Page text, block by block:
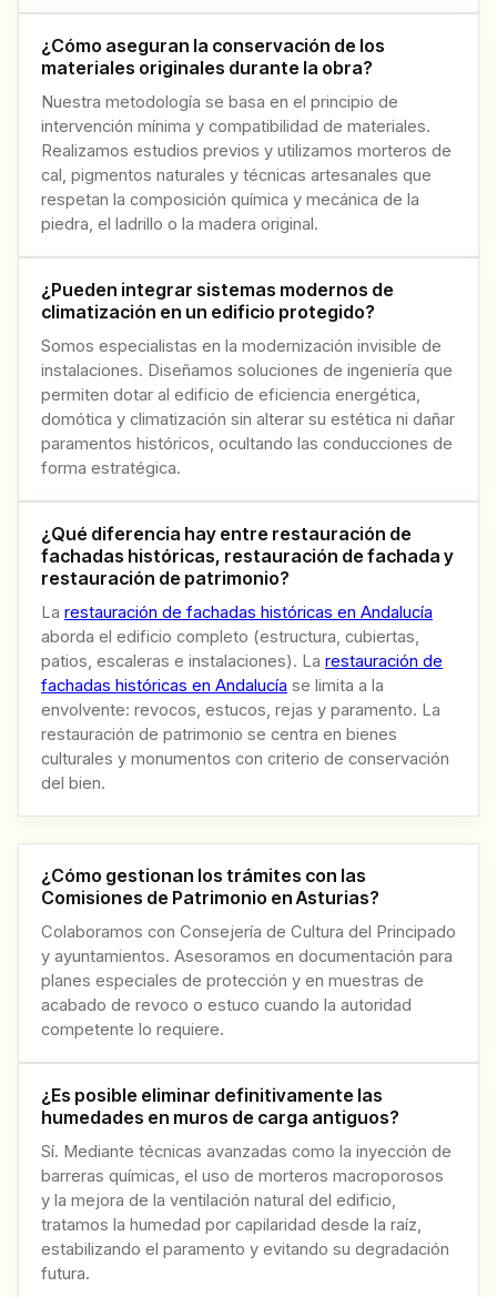
¿Cómo aseguran la conservación de los
materiales originales durante la obra?
Nuestra metodología se basa en el principio de
intervención mínima y compatibilidad de materiales.
Realizamos estudios previos y utilizamos morteros de
cal, pigmentos naturales y técnicas artesanales que
respetan la composición química y mecánica de la
piedra, el ladrillo o la madera original.
¿Pueden integrar sistemas modernos de
climatización en un edificio protegido?
Somos especialistas en la modernización invisible de
instalaciones. Diseñamos soluciones de ingeniería que
permiten dotar al edificio de eficiencia energética,
domótica y climatización sin alterar su estética ni dañar
paramentos históricos, ocultando las conducciones de
forma estratégica.
¿Qué diferencia hay entre restauración de
fachadas históricas, restauración de fachada y
restauración de patrimonio?
La restauración de fachadas históricas en Andalucía
aborda el edificio completo (estructura, cubiertas,
patios, escaleras e instalaciones). La restauración de
fachadas históricas en Andalucía se limita a la
envolvente: revocos, estucos, rejas y paramento. La
restauración de patrimonio se centra en bienes
culturales y monumentos con criterio de conservación
del bien.
¿Cómo gestionan los trámites con las
Comisiones de Patrimonio en Asturias?
Colaboramos con Consejería de Cultura del Principado
y ayuntamientos. Asesoramos en documentación para
planes especiales de protección y en muestras de
acabado de revoco o estuco cuando la autoridad
competente lo requiere.
¿Es posible eliminar definitivamente las
humedades en muros de carga antiguos?
Sí. Mediante técnicas avanzadas como la inyección de
barreras químicas, el uso de morteros macroporosos
y la mejora de la ventilación natural del edificio,
tratamos la humedad por capilaridad desde la raíz,
estabilizando el paramento y evitando su degradación
futura.